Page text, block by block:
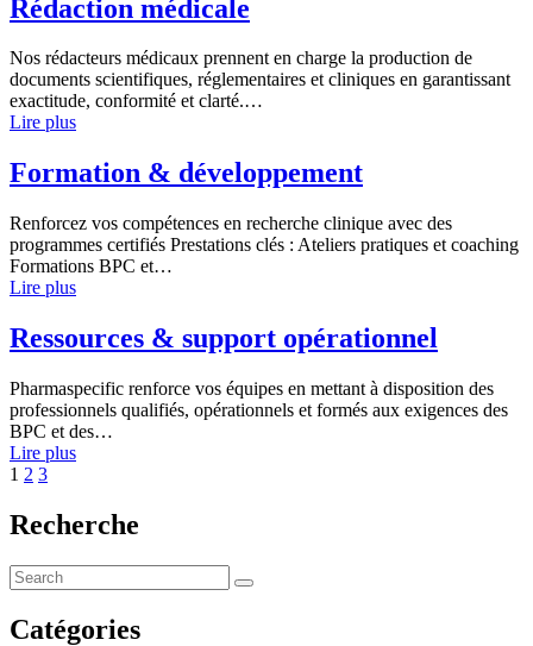
Rédaction médicale
Nos rédacteurs médicaux prennent en charge la production de
documents scientifiques, réglementaires et cliniques en garantissant
exactitude, conformité et clarté.…
Lire plus
Formation & développement
Renforcez vos compétences en recherche clinique avec des
programmes certifiés Prestations clés : Ateliers pratiques et coaching
Formations BPC et…
Lire plus
Ressources & support opérationnel
Pharmaspecific renforce vos équipes en mettant à disposition des
professionnels qualifiés, opérationnels et formés aux exigences des
BPC et des…
Lire plus
1 2 3
Recherche
Catégories